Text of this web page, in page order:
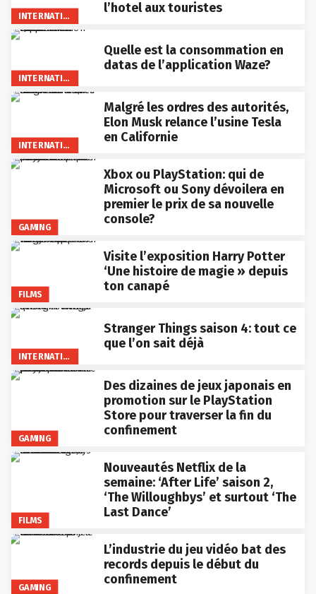
INTERNATIONAL
l’hotel aux touristes
INTERNATIONAL
Quelle est la consommation en
datas de l’application Waze?
INTERNATIONAL
Malgré les ordres des autorités,
Elon Musk relance l’usine Tesla
en Californie
GAMING
Xbox ou PlayStation: qui de
Microsoft ou Sony dévoilera en
premier le prix de sa nouvelle
console?
FILMS
Visite l’exposition Harry Potter
‘Une histoire de magie » depuis
ton canapé
INTERNATIONAL
Stranger Things saison 4: tout ce
que l’on sait déjà
GAMING
Des dizaines de jeux japonais en
promotion sur le PlayStation
Store pour traverser la fin du
confinement
FILMS
Nouveautés Netflix de la
semaine: ‘After Life’ saison 2,
‘The Willoughbys’ et surtout ‘The
Last Dance’
GAMING
L’industrie du jeu vidéo bat des
records depuis le début du
confinement